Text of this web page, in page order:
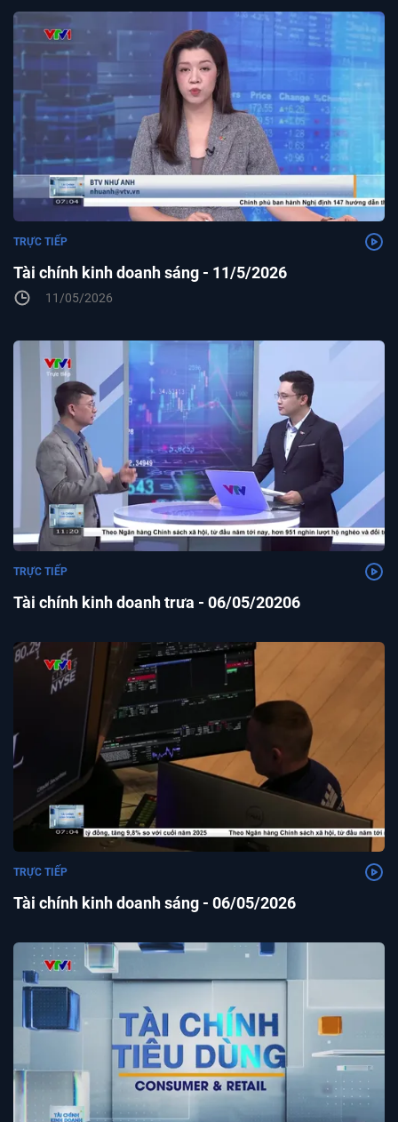
Tài chính kinh doanh sáng - 11/5/2026
TRỰC TIẾP
11/05/2026
Tài chính kinh doanh trưa - 06/05/20206
TRỰC TIẾP
Tài chính kinh doanh sáng - 06/05/2026
TRỰC TIẾP